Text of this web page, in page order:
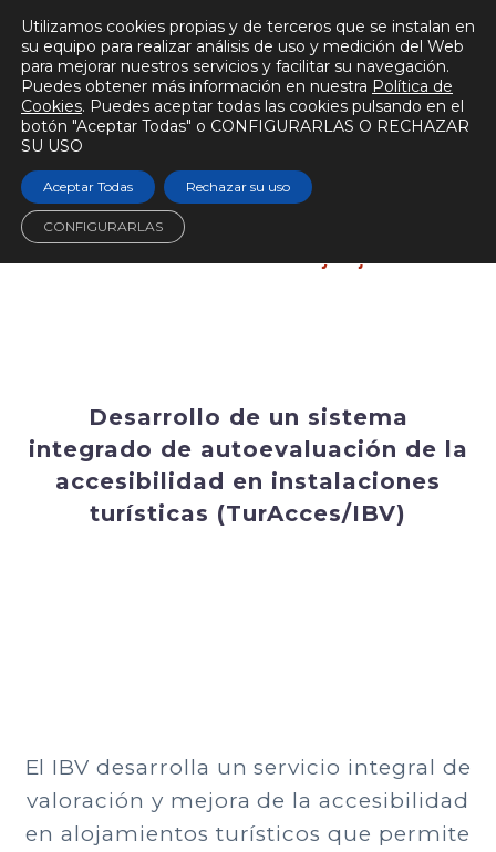
Desarrollo de un sistema
integrado de autoevaluación de la
accesibilidad en instalaciones
turísticas (TurAcces/IBV)
El IBV desarrolla un servicio integral de
valoración y mejora de la accesibilidad
en alojamientos turísticos que permite
Utilizamos cookies propias y de terceros que se instalan en
su equipo para realizar análisis de uso y medición del Web
para mejorar nuestros servicios y facilitar su navegación.
Puedes obtener más información en nuestra Política de
Cookies. Puedes aceptar todas las cookies pulsando en el
botón "Aceptar Todas" o CONFIGURARLAS O RECHAZAR
SU USO
Aceptar Todas Rechazar su uso
CONFIGURARLAS